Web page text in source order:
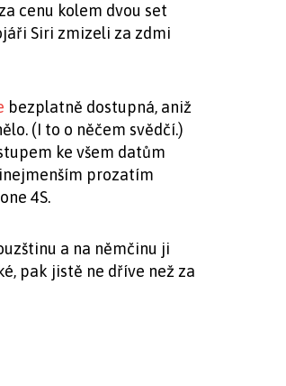
cenu kolem dvou set
Siri zmizeli za zdmi
bezplatně dostupná, aniž
(I to o něčem svědčí.)
ke všem datům
prozatím
4S.
a na němčinu ji
pak jistě ne dříve než za